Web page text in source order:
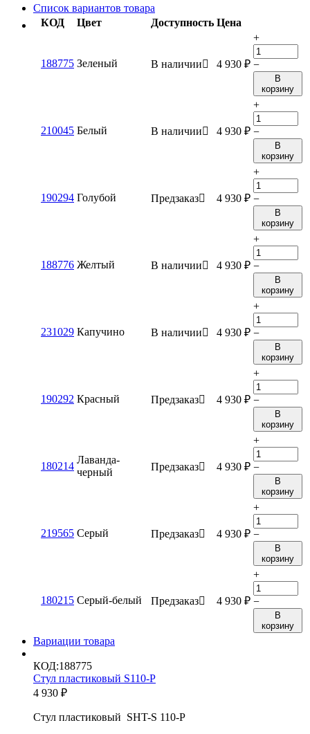
Список вариантов товара
КОД
Цвет Доступность Цена
188775 Зеленый В наличии 4 930 ₽
+
−
В
корзину
210045 Белый В наличии 4 930 ₽
+
−
В
корзину
190294 Голубой Предзаказ 4 930 ₽
+
−
В
корзину
188776 Желтый В наличии 4 930 ₽
+
−
В
корзину
231029 Капучино В наличии 4 930 ₽
+
−
В
корзину
190292 Красный Предзаказ 4 930 ₽
+
−
В
корзину
180214
Лаванда-
черный
Предзаказ 4 930 ₽
+
−
В
корзину
219565 Серый Предзаказ 4 930 ₽
+
−
В
корзину
180215 Серый-белый Предзаказ 4 930 ₽
+
−
В
корзину
Вариации товара
КОД:188775
Стул пластиковый S110-P
4 930 ₽
Стул пластиковый SHT-S 110-P